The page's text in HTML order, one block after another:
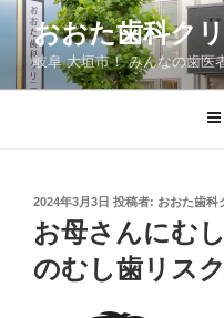
コ
ン
おおた歯科ク
岐阜 大垣市！ みんなの歯医
投
稿
日:
2024年3月3日 投稿者: おおた歯科
お母さんにむ
のむし歯リス